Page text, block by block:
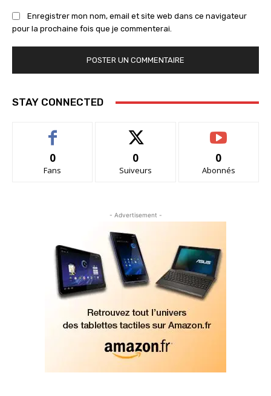
Enregistrer mon nom, email et site web dans ce navigateur
pour la prochaine fois que je commenterai.
STAY CONNECTED
0
Fans
0
Suiveurs
0
Abonnés
- Advertisement -